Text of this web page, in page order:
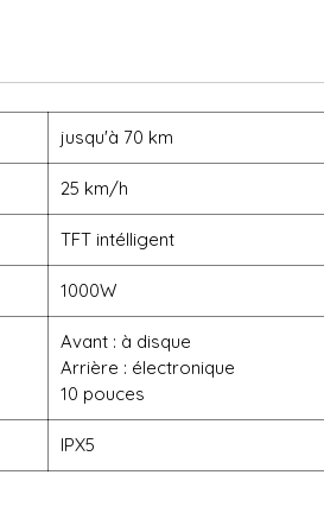
jusqu'à 70 km
25 km/h
TFT intélligent
1000W
Avant : à disque
Arrière : électronique
10 pouces
IPX5